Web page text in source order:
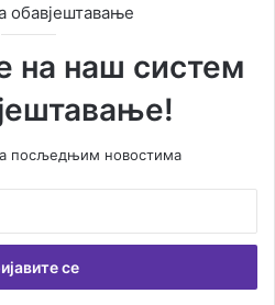
обавјештавање
на наш систем
посљедњим новостима